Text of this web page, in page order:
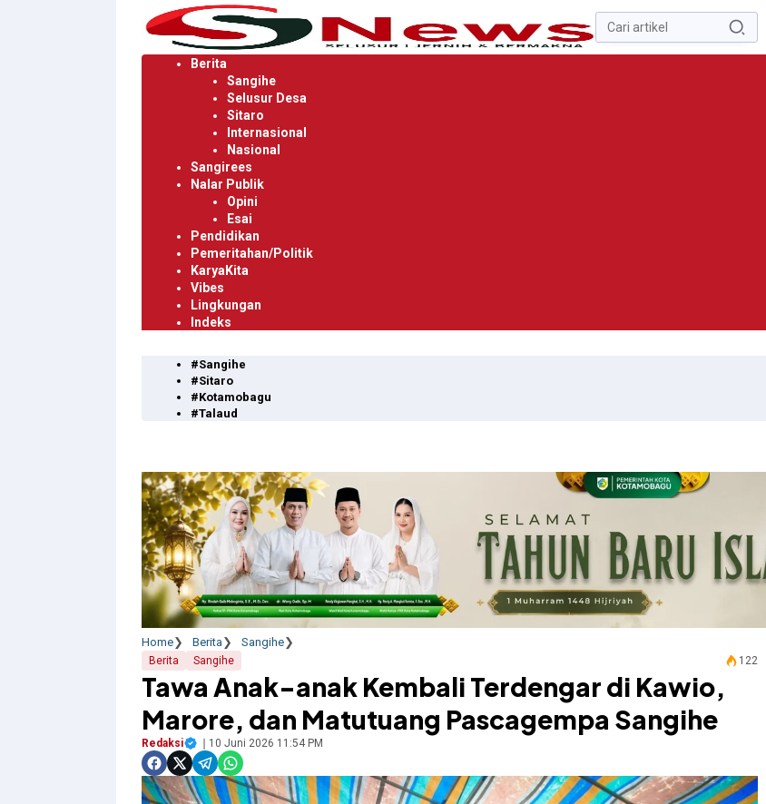
Langsung
Pencarian
untuk:
Berita
Sangihe
Selusur Desa
Sitaro
Internasional
Nasional
Sangirees
Nalar Publik
Opini
Esai
Pendidikan
Pemeritahan/Politik
KaryaKita
Vibes
Lingkungan
Indeks
#Sangihe
#Sitaro
#Kotamobagu
#Talaud
Home Berita Sangihe
Berita Sangihe 122
Tawa Anak-anak Kembali Terdengar di Kawio,
Marore, dan Matutuang Pascagempa Sangihe
Redaksi 10 Juni 2026 11:54 PM